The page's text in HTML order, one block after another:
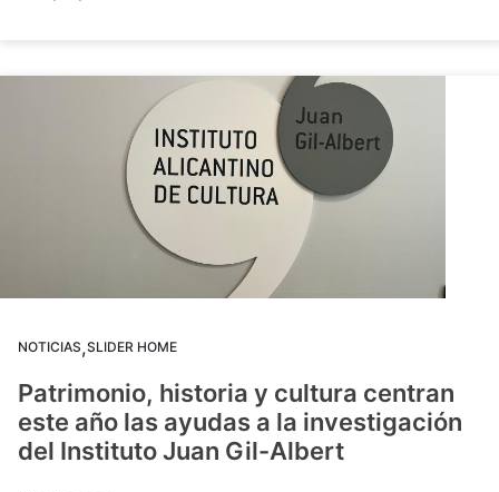
NOTICIAS,SLIDER HOME
Patrimonio, historia y cultura centran
este año las ayudas a la investigación
del Instituto Juan Gil-Albert